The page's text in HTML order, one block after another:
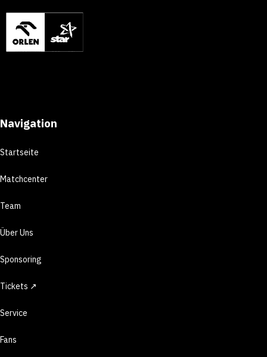
Navigation
Startseite
Matchcenter
Team
Über Uns
Sponsoring
Tickets ↗
Service
Fans